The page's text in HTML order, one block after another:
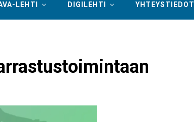
LEHTI DIGILEHTI YHTEYSTIEDOT